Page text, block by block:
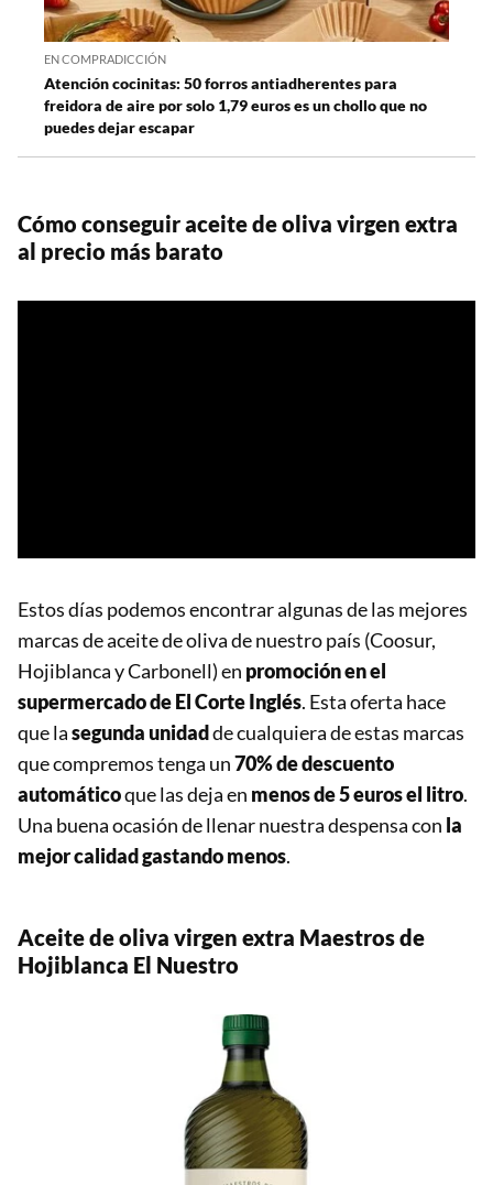
EN COMPRADICCIÓN
Atención cocinitas: 50 forros antiadherentes para
freidora de aire por solo 1,79 euros es un chollo que no
puedes dejar escapar
Cómo conseguir aceite de oliva virgen extra
al precio más barato
Estos días podemos encontrar algunas de las mejores
marcas de aceite de oliva de nuestro país (Coosur,
Hojiblanca y Carbonell) en promoción en el
supermercado de El Corte Inglés. Esta oferta hace
que lasegunda unidadde cualquiera de estas marcas
que compremos tenga un70% de descuento
automáticoque las deja en menos de 5 euros el litro.
Una buena ocasión de llenar nuestra despensa con la
mejor calidad gastando menos.
Aceite de oliva virgen extra Maestros de
Hojiblanca El Nuestro